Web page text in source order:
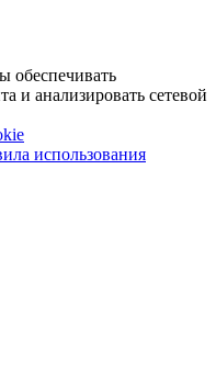
обеспечивать
и анализировать сетевой
использования